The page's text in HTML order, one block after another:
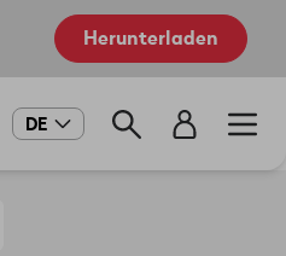
Herunterladen
DE